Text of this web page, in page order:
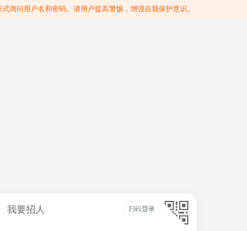
询问用户名和密码。请用户提高警惕，增强自我保护意识。
我要招人